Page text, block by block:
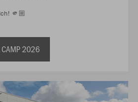
🫵🏼
CAMP 2026